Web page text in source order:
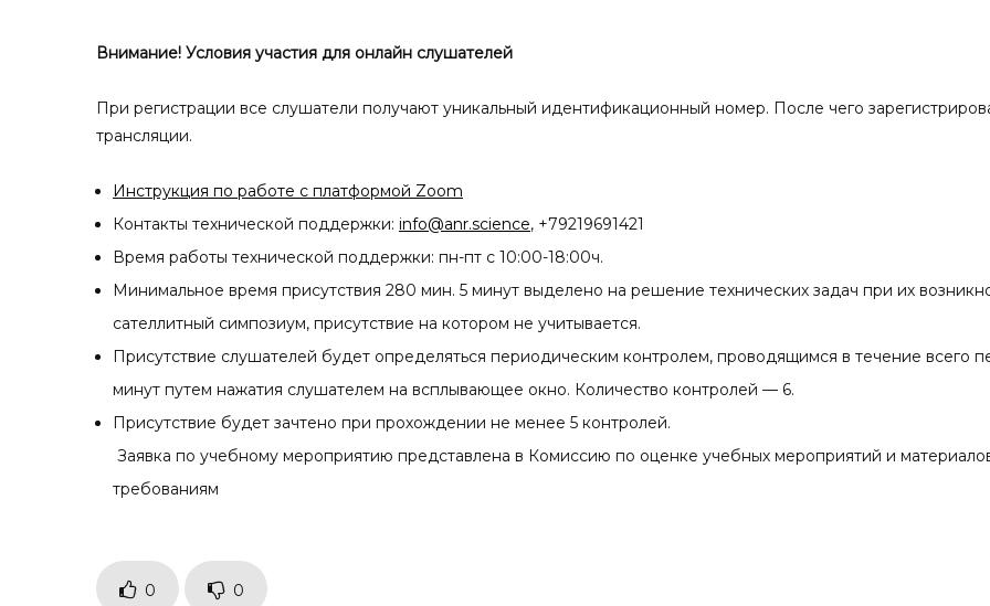
Внимание! Условия участия для онлайн слушателей
При регистрации все слушатели получают уникальный идентификационный номер. После чего
трансляции.
Инструкция по работе с платформой Zoom
Контакты технической поддержки: info@anr.science, +79219691421
Время работы технической поддержки: пн-пт с 10:00-18:00ч.
Минимальное время присутствия 280 мин. 5 минут выделено на решение технических задач при их
сателлитный симпозиум, присутствие на котором не учитывается.
Присутствие слушателей будет определяться периодическим контролем, проводящимся в течение всего
минут путем нажатия слушателем на всплывающее окно. Количество контролей — 6.
Присутствие будет зачтено при прохождении не менее 5 контролей.
Заявка по учебному мероприятию представлена в Комиссию по оценке учебных мероприятий и
требованиям
0 0